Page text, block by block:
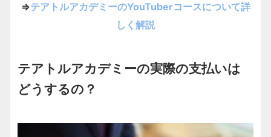
⇒テアトルアカデミーのYouTuberコースについて詳
しく解説
テアトルアカデミーの実際の支払いは
どうするの？